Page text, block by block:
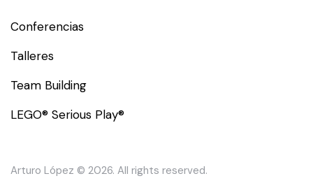
Conferencias
Talleres
Team Building
LEGO® Serious Play®
Arturo López © 2026. All rights reserved.